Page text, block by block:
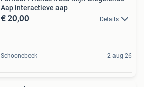
Aap interactieve aap
€ 20,00 Details
Schoonebeek 2 aug 26